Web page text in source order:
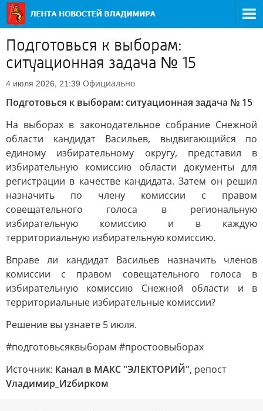
Подготовься к выборам:
ситуационная задача № 15
4 июля 2026, 21:39 Официально
Подготовься к выборам: ситуационная задача № 15
На выборах в законодательное собрание Снежной
области кандидат Васильев, выдвигающийся по
единому избирательному округу, представил в
избирательную комиссию области документы для
регистрации в качестве кандидата. Затем он решил
назначить по члену комиссии с правом
совещательного голоса в региональную
избирательную комиссию и в каждую
территориальную избирательную комиссию.
Вправе ли кандидат Васильев назначить членов
комиссии с правом совещательного голоса в
избирательную комиссию Снежной области и в
территориальные избирательные комиссии?
Решение вы узнаете 5 июля.
#подготовьсяквыборам #простоовыборах
Источник: Канал в МАКС "ЭЛЕКТОРИЙ", репост
Vладимир_Иzбирком